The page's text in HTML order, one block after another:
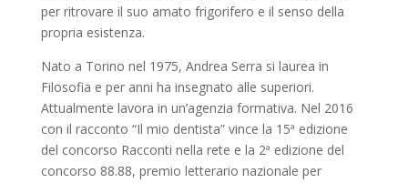
per ritrovare il suo amato frigorifero e il senso della
propria esistenza.
Nato a Torino nel 1975, Andrea Serra si laurea in
Filosofia e per anni ha insegnato alle superiori.
Attualmente lavora in un’agenzia formativa. Nel 2016
con il racconto “Il mio dentista” vince la 15ª edizione
del concorso Racconti nella rete e la 2ª edizione del
concorso 88.88, premio letterario nazionale per